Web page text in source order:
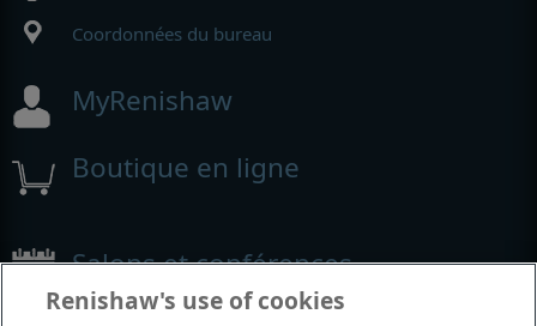
Coordonnées du bureau
MyRenishaw
Boutique en ligne
Salons et conférences
Renishaw's use of cookies